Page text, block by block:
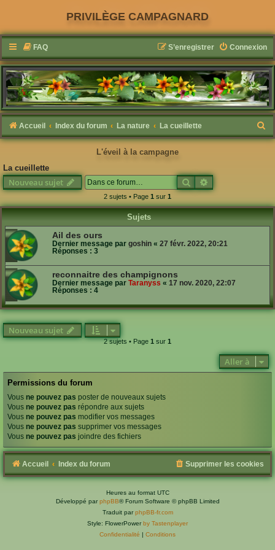
PRIVILÈGE CAMPAGNARD
FAQ Connexion
S’enregistrer
Accueil Index du forum La nature La cueillette
e
r
L'éveil à la campagne
La cueillette
Nouveau sujet Rechercher
2 sujets • Page 1 sur 1
Sujets
Ail des ours
Dernier message par goshin « 27 févr. 2022, 20:21
Réponses : 3
reconnaitre des champignons
Dernier message par Taranyss « 17 nov. 2020, 22:07
Réponses : 4
Nouveau sujet
2 sujets • Page 1 sur 1
Aller à
Permissions du forum
Vous ne pouvez pas poster de nouveaux sujets
Vous ne pouvez pas répondre aux sujets
Vous ne pouvez pas modifier vos messages
Vous ne pouvez pas supprimer vos messages
Vous ne pouvez pas joindre des fichiers
Accueil Index du forum Supprimer les cookies
Heures au format UTC
Développé par phpBB® Forum Software © phpBB Limited
Traduit par phpBB-fr.com
Style: FlowerPower by Tastenplayer
Confidentialité | Conditions